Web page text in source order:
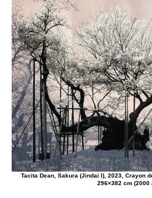
Tacita Dean, Sakura (Jindai I), 2023, Crayon
296×382 cm (2000